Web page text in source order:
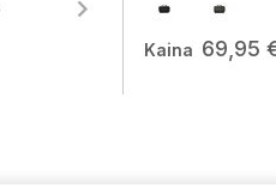
Kaina 69,95